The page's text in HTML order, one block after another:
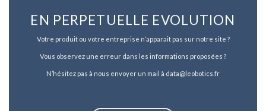
EN PERPETUELLE EVOLUTION
Votre produit ou votre entreprise n’apparait pas sur notre site ?
Vous observez une erreur dans les informations proposées ?
N’hésitez pas à nous envoyer un mail à data@leobotics.fr